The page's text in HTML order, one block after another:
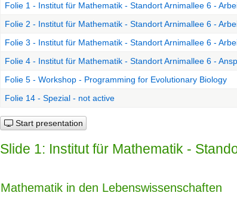
Folie 1 - Institut für Mathematik - Standort Arnimallee 6 -
Folie 2 - Institut für Mathematik - Standort Arnimallee 6 -
Folie 3 - Institut für Mathematik - Standort Arnimallee 6 -
Folie 4 - Institut für Mathematik - Standort Arnimallee 6 -
Folie 5 - Workshop - Programming for Evolutionary Biology
Folie 14 - Spezial - not active
Start presentation
Slide 1: Institut für Mathematik -
Mathematik in den Lebenswissenschaften